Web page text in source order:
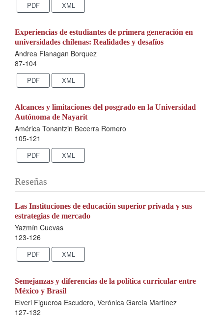
PDF XML
Experiencias de estudiantes de primera generación en
universidades chilenas: Realidades y desafíos
Andrea Flanagan Borquez
87-104
PDF XML
Alcances y limitaciones del posgrado en la Universidad
Autónoma de Nayarit
América Tonantzin Becerra Romero
105-121
PDF XML
Reseñas
Las Instituciones de educación superior privada y sus
estrategias de mercado
Yazmín Cuevas
123-126
PDF XML
Semejanzas y diferencias de la política curricular entre
México y Brasil
Elveri Figueroa Escudero, Verónica García Martínez
127-132